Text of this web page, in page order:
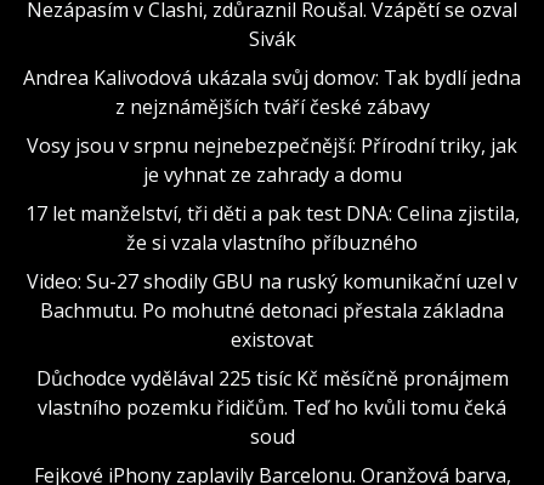
Nezápasím v Clashi, zdůraznil Roušal. Vzápětí se ozval
Sivák
Andrea Kalivodová ukázala svůj domov: Tak bydlí jedna
z nejznámějších tváří české zábavy
Vosy jsou v srpnu nejnebezpečnější: Přírodní triky, jak
je vyhnat ze zahrady a domu
17 let manželství, tři děti a pak test DNA: Celina zjistila,
že si vzala vlastního příbuzného
Video: Su-27 shodily GBU na ruský komunikační uzel v
Bachmutu. Po mohutné detonaci přestala základna
existovat
Důchodce vydělával 225 tisíc Kč měsíčně pronájmem
vlastního pozemku řidičům. Teď ho kvůli tomu čeká
soud
Fejkové iPhony zaplavily Barcelonu. Oranžová barva,